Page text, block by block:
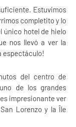
Estuvimos
completito y lo
único hotel de hielo
nos llevó a ver la
espectáculo!
del centro de
de los grandes
impresionante ver
Lorenzo y la Île